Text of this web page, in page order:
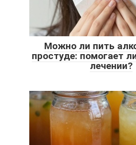
Можно ли пить
простуде: помогает
лечении?